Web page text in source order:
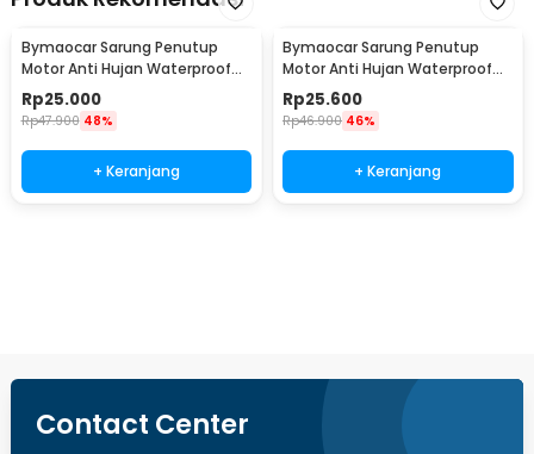
Bymaocar Sarung Penutup
Motor Anti Hujan Waterproof
Cover Polietilene L 120x230cm -
CV330
Rp25.000
Rp47.900 48%
+ Keranjang
Bymaocar Sarung Penutup
Motor Anti Hujan Waterproof
Cover Polietilene XL 120x240cm
- CV330
Rp25.600
Rp46.900 46%
+ Keranjang
Contact Center